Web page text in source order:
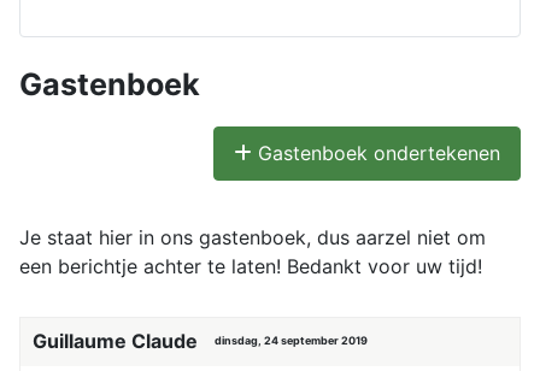
Gastenboek
Gastenboek ondertekenen
Je staat hier in ons gastenboek, dus aarzel niet om
een berichtje achter te laten! Bedankt voor uw tijd!
Guillaume Claude dinsdag, 24 september 2019